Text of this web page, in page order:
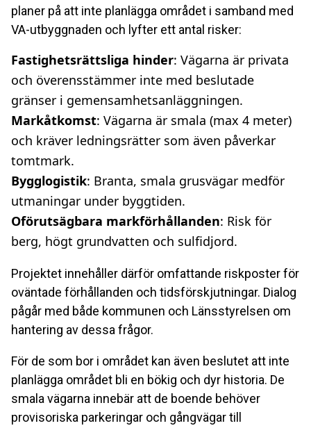
planer på att inte planlägga området i samband med
VA-utbyggnaden och lyfter ett antal risker:
Fastighetsrättsliga hinder: Vägarna är privata
och överensstämmer inte med beslutade
gränser i gemensamhetsanläggningen.
Markåtkomst: Vägarna är smala (max 4 meter)
och kräver ledningsrätter som även påverkar
tomtmark.
Bygglogistik: Branta, smala grusvägar medför
utmaningar under byggtiden.
Oförutsägbara markförhållanden: Risk för
berg, högt grundvatten och sulfidjord.
Projektet innehåller därför omfattande riskposter för
oväntade förhållanden och tidsförskjutningar. Dialog
pågår med både kommunen och Länsstyrelsen om
hantering av dessa frågor.
För de som bor i området kan även beslutet att inte
planlägga området bli en bökig och dyr historia. De
smala vägarna innebär att de boende behöver
provisoriska parkeringar och gångvägar till